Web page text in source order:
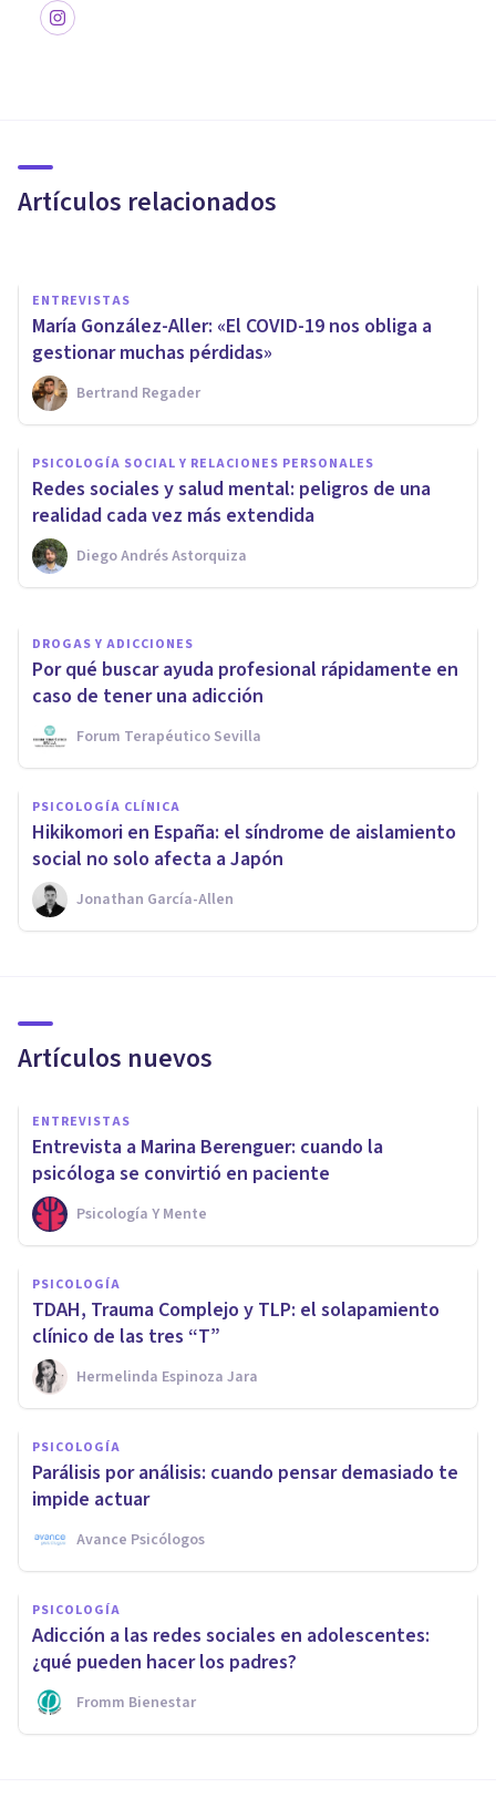
Artículos relacionados
Miguel Ángel Ruiz
ENTREVISTAS
María González-Aller: «El COVID-19 nos obliga a
gestionar muchas pérdidas»
Bertrand Regader
PSICOLOGÍA SOCIAL Y RELACIONES PERSONALES
Redes sociales y salud mental: peligros de una
realidad cada vez más extendida
Diego Andrés Astorquiza
¿Cómo afecta la tecnología a
nuestra salud mental?
Chiara Fabian
DROGAS Y ADICCIONES
Por qué buscar ayuda profesional rápidamente en
caso de tener una adicción
Forum Terapéutico Sevilla
PSICOLOGÍA CLÍNICA
Hikikomori en España: el síndrome de aislamiento
social no solo afecta a Japón
Jonathan García-Allen
Artículos nuevos
ENTREVISTAS
Entrevista a Marina Berenguer: cuando la
psicóloga se convirtió en paciente
Psicología Y Mente
PSICOLOGÍA
TDAH, Trauma Complejo y TLP: el solapamiento
clínico de las tres “T”
Hermelinda Espinoza Jara
PSICOLOGÍA
Parálisis por análisis: cuando pensar demasiado te
impide actuar
Avance Psicólogos
PSICOLOGÍA
Adicción a las redes sociales en adolescentes:
¿qué pueden hacer los padres?
Fromm Bienestar